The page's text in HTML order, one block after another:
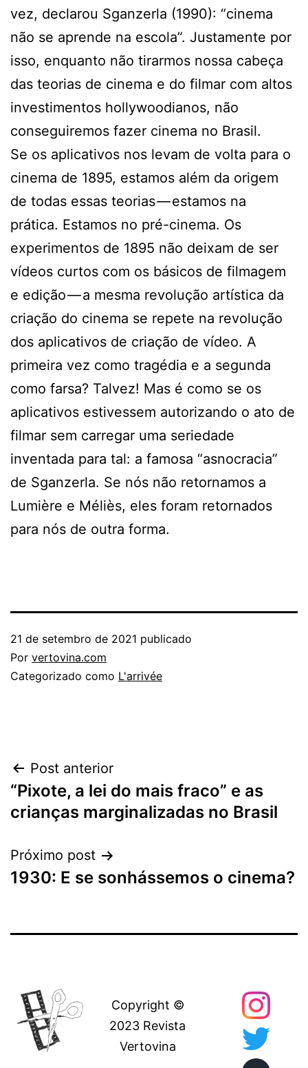
vez, declarou Sganzerla (1990): “cinema
não se aprende na escola”. Justamente por
isso, enquanto não tirarmos nossa cabeça
das teorias de cinema e do filmar com altos
investimentos hollywoodianos, não
conseguiremos fazer cinema no Brasil.
Se os aplicativos nos levam de volta para o
cinema de 1895, estamos além da origem
de todas essas teorias — estamos na
prática. Estamos no pré-cinema. Os
experimentos de 1895 não deixam de ser
vídeos curtos com os básicos de filmagem
e edição — a mesma revolução artística da
criação do cinema se repete na revolução
dos aplicativos de criação de vídeo. A
primeira vez como tragédia e a segunda
como farsa? Talvez! Mas é como se os
aplicativos estivessem autorizando o ato de
filmar sem carregar uma seriedade
inventada para tal: a famosa “asnocracia”
de Sganzerla. Se nós não retornamos a
Lumière e Méliès, eles foram retornados
para nós de outra forma.
21 de setembro de 2021 publicado
Por vertovina.com
Categorizado como L'arrivée
Navegação
de
Post anterior
“Pixote, a lei do mais fraco” e as
crianças marginalizadas no Brasil
Próximo post
1930: E se sonhássemos o cinema?
Copyright ©
2023 Revista
Vertovina